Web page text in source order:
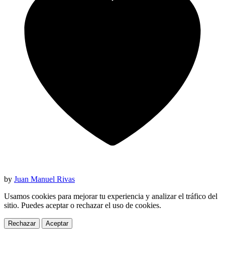
by Juan Manuel Rivas
Usamos cookies para mejorar tu experiencia y analizar el tráfico del
sitio. Puedes aceptar o rechazar el uso de cookies.
Rechazar Aceptar